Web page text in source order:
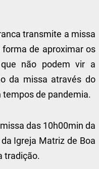
transmite a missa
de aproximar os
não podem vir a
da missa através do
de pandemia.
das 10h00min da
Igreja Matriz de Boa
tradição.